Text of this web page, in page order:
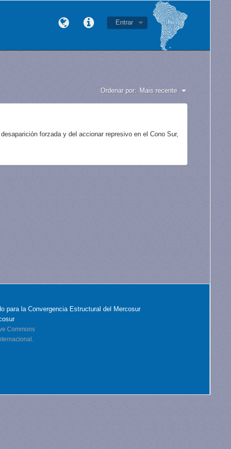
Entrar
Ordenar por: Mais recente
forzada y del accionar represivo en el Cono Sur,
para la Convergencia Estructural del Mercosur
Commons